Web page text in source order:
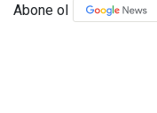
Abone ol